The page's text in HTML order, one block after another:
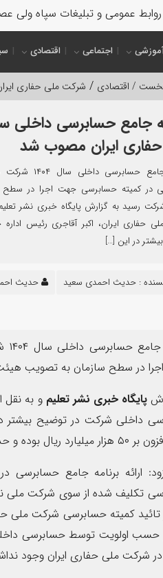
عمومی و تبلیغات سپاه ولی
اجتماعی اقتصادی
/ اقتصادی / شرکت ملی حفاری
ایران مصوب شد
برنامه جامع
در کمیته حسابرسی جهت اجرا در
رسید به گزارش پایگاه خبری نشر
حفاری ایران، اکبر آقاجری رئیس
در این […]
حدیث : حدیث احمدی سعید
در سطح سازمان به تصویب
پایگاه خبری نشر تعلیم و به نقل
میزان فعالیت های مالی شرکت را در بر می گیرد.
تکلیف شده از سوی شرکت ملی نفت
کمیته حسابرسی شرکت
در شرکت ملی حفاری ایران وجود
پتروشیمی مارون